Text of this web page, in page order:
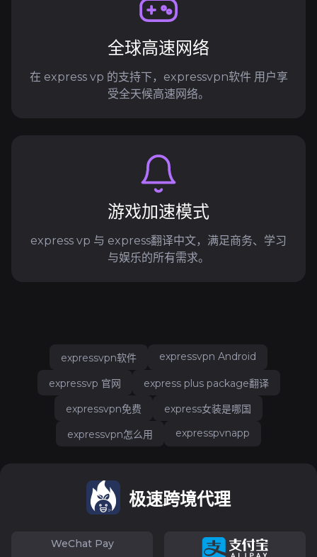
全球高速网络
在 express vp 的支持下，expressvpn软件 用户享
受全天候高速网络。
游戏加速模式
express vp 与 express翻译中文，满足商务、学习
与娱乐的所有需求。
expressvpn软件 expressvpn Android
expressvp 官网
express plus package翻译
expressvpn免费
express女装是哪国
expressvpn怎么用
expresspvnapp
极速跨境代理
WeChat Pay